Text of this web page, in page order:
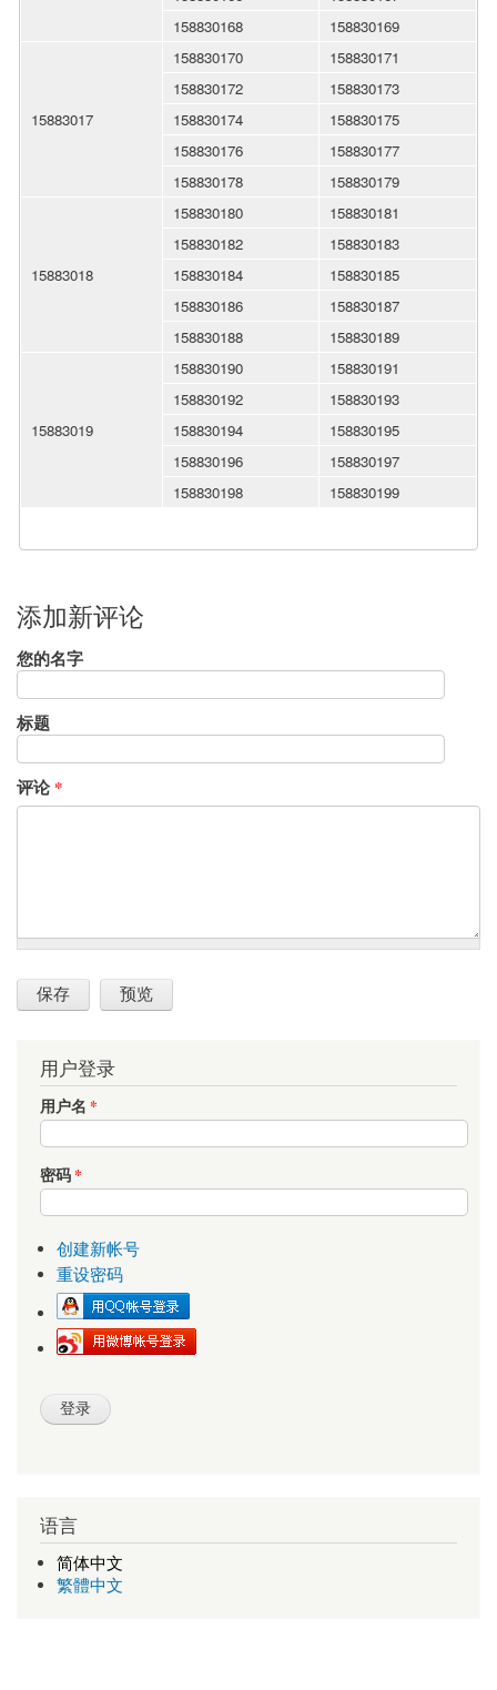
158830168
158830169
15883017
158830170
158830171
158830172
158830173
158830174
158830175
158830176
158830177
158830178
158830179
15883018
158830180
158830181
158830182
158830183
158830184
158830185
158830186
158830187
158830188
158830189
15883019
158830190
158830191
158830192
158830193
158830194
158830195
158830196
158830197
158830198
158830199
添加新评论
您的名字
标题
评论*
用户登录
用户名 *
密码*
创建新帐号
重设密码
语言
简体中文
繁體中文